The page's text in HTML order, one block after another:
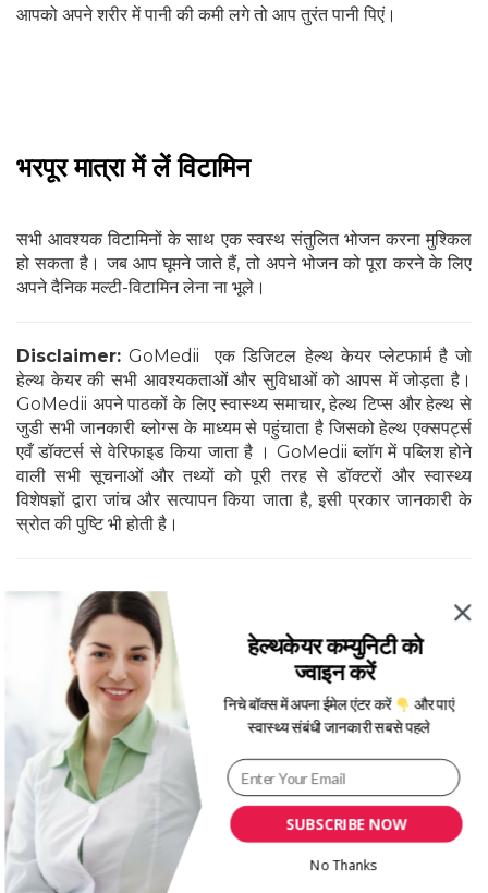
आपको अपने शरीर में पानी की कमी लगे तो आप तुरंत पानी पिएं।
भरपूर मात्रा में लें विटामिन
सभी आवश्यक विटामिनों के साथ एक स्वस्थ संतुलित भोजन करना मुश्किल
हो सकता है। जब आप घूमने जाते हैं, तो अपने भोजन को पूरा करने के लिए
अपने दैनिक मल्टी-विटामिन लेना ना भूले।
Disclaimer: GoMedii एक डिजिटल हेल्थ केयर प्लेटफार्म है जो
हेल्थ केयर की सभी आवश्यकताओं और सुविधाओं को आपस में जोड़ता है।
GoMedii अपने पाठकों के लिए स्वास्थ्य समाचार, हेल्थ टिप्स और हेल्थ से
जुडी सभी जानकारी ब्लोग्स के माध्यम से पहुंचाता है जिसको हेल्थ एक्सपर्ट्स
एवँ डॉक्टर्स से वेरिफाइड किया जाता है । GoMedii ब्लॉग में पब्लिश होने
वाली सभी सूचनाओं और तथ्यों को पूरी तरह से डॉक्टरों और स्वास्थ्य
विशेषज्ञों द्वारा जांच और सत्यापन किया जाता है, इसी प्रकार जानकारी के
स्रोत की पुष्टि भी होती है।
Tags
ghumane ke bad aswasth hone se
bachne ke upay in hindi
ghumne
ke ke bad swasth rahne ke upay in
swasth rahne ke upay in
yatra ke bad swasth rahne ke
upay hindi घूमने जाने पर ऐसे रखें अपने
स्वास्थ्य का ध्यान
स्वस्थ रहने के लिए उपाय
स्वास्थ्य खराब होने के लक्षण
Category
SUBSCRIBE NOW
हेल्थकेयर कम्युनिटी को
ज्वाइन करें
निचे बॉक्स में अपना ईमेल एंटर करें
और पाएं
स्वास्थ्य संबंधी जानकारी सबसे पहले
No Thanks